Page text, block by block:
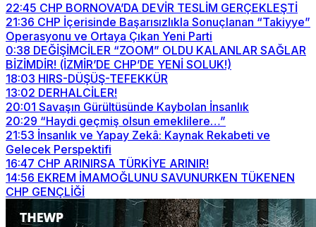
22:45 CHP BORNOVA’DA DEVİR TESLİM GERÇEKLEŞTİ
21:36 CHP İçerisinde Başarısızlıkla Sonuçlanan “Takiyye”
Operasyonu ve Ortaya Çıkan Yeni Parti
0:38 DEĞİŞİMCİLER “ZOOM” OLDU KALANLAR SAĞLAR
BİZİMDİR! (İZMİR’DE CHP’DE YENİ SOLUK!)
18:03 HIRS-DÜŞÜŞ-TEFEKKÜR
13:02 DERHALCİLER!
20:01 Savaşın Gürültüsünde Kaybolan İnsanlık
20:29 “Haydi geçmiş olsun emeklilere…”
21:53 İnsanlık ve Yapay Zekâ: Kaynak Rekabeti ve
Gelecek Perspektifi
16:47 CHP ARINIRSA TÜRKİYE ARINIR!
14:56 EKREM İMAMOĞLUNU SAVUNURKEN TÜKENEN
CHP GENÇLİĞİ